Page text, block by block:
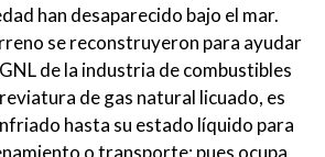
han desaparecido bajo el mar.
se reconstruyeron para ayudar
de la industria de combustibles
de gas natural licuado, es
hasta su estado líquido para
o transporte; pues ocupa